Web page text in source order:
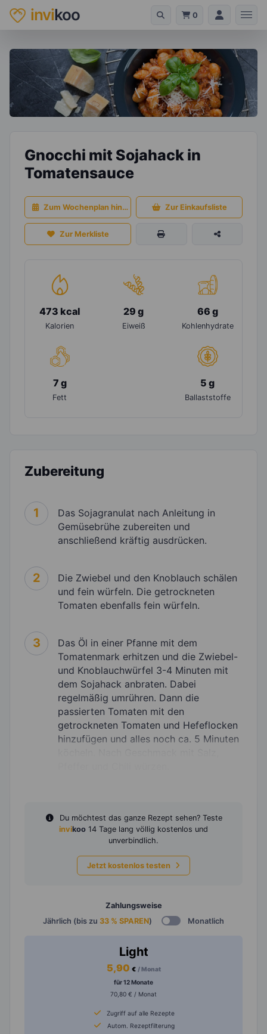
invikoo 0
Gnocchi mit Sojahack in
Tomatensauce
Zum Wochenplan hinzufügen Zur Einkaufsliste
Zur Merkliste
473 kcal
Kalorien
29 g
Eiweiß
66 g
Kohlenhydrate
7 g
Fett
5 g
Ballaststoffe
Zubereitung
1
Das Sojagranulat nach Anleitung in
Gemüsebrühe zubereiten und
anschließend kräftig ausdrücken.
2
Die Zwiebel und den Knoblauch schälen
und fein würfeln. Die getrockneten
Tomaten ebenfalls fein würfeln.
3
Das Öl in einer Pfanne mit dem
Tomatenmark erhitzen und die Zwiebel-
und Knoblauchwürfel 3-4 Minuten mit
dem Sojahack anbraten. Dabei
regelmäßig umrühren. Dann die
passierten Tomaten mit den
getrockneten Tomaten und Hefeflocken
hinzufügen und alles noch ca. 5 Minuten
Du möchtest das ganze Rezept sehen? Teste
invikoo 14 Tage lang völlig kostenlos und
unverbindlich.
Jetzt kostenlos testen
Zahlungsweise
Jährlich (bis zu 33 % SPAREN) Monatlich
Light
5,90 € / Monat
für 12 Monate
70,80 € / Monat
Zugriff auf alle Rezepte
Autom. Rezeptfilterung